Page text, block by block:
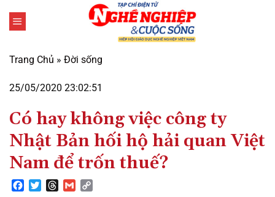
qua
dung
Trang Chủ » Đời sống
25/05/2020 23:02:51
Có hay không việc công ty
Nhật Bản hối hộ hải quan Việt
Nam để trốn thuế?
Facebook
TwitterThreads
Gmail